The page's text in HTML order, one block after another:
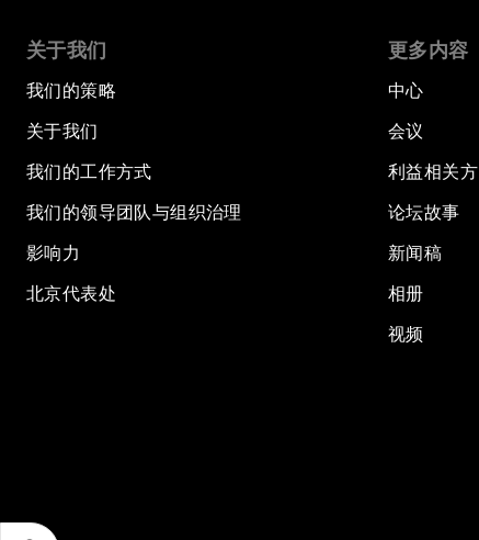
关于我们
我们的策略
关于我们
我们的工作方式
我们的领导团队与组织治理
影响力
北京代表处
更多内容
中心
会议
利益相关方
论坛故事
新闻稿
相册
视频